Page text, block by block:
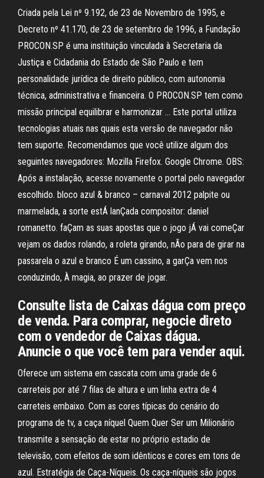
Criada pela Lei nº 9.192, de 23 de Novembro de 1995, e
Decreto nº 41.170, de 23 de setembro de 1996, a Fundação
PROCON.SP é uma instituição vinculada à Secretaria da
Justiça e Cidadania do Estado de São Paulo e tem
personalidade jurídica de direito público, com autonomia
técnica, administrativa e financeira. O PROCON.SP tem como
missão principal equilibrar e harmonizar … Este portal utiliza
tecnologias atuais nas quais esta versão de navegador não
tem suporte. Recomendamos que você utilize algum dos
seguintes navegadores: Mozilla Firefox. Google Chrome. OBS:
Após a instalação, acesse novamente o portal pelo navegador
escolhido. bloco azul & branco – carnaval 2012 palpite ou
marmelada, a sorte estÁ lanÇada compositor: daniel
romanetto. faÇam as suas apostas que o jogo jÁ vai comeÇar
vejam os dados rolando, a roleta girando, nÃo para de girar na
passarela o azul e branco É um cassino, a garÇa vem nos
conduzindo, À magia, ao prazer de jogar.
Consulte lista de Caixas dágua com preço
de venda. Para comprar, negocie direto
com o vendedor de Caixas dágua.
Anuncie o que você tem para vender aqui.
Oferece um sistema em cascata com uma grade de 6
carreteis por até 7 filas de altura e um linha extra de 4
carreteis embaixo. Com as cores típicas do cenário do
programa de tv, a caça níquel Quem Quer Ser um Milionário
transmite a sensação de estar no próprio estadio de
televisão, com efeitos de som idênticos e cores em tons de
azul. Estratégia de Caça-Níqueis. Os caça-níqueis são jogos